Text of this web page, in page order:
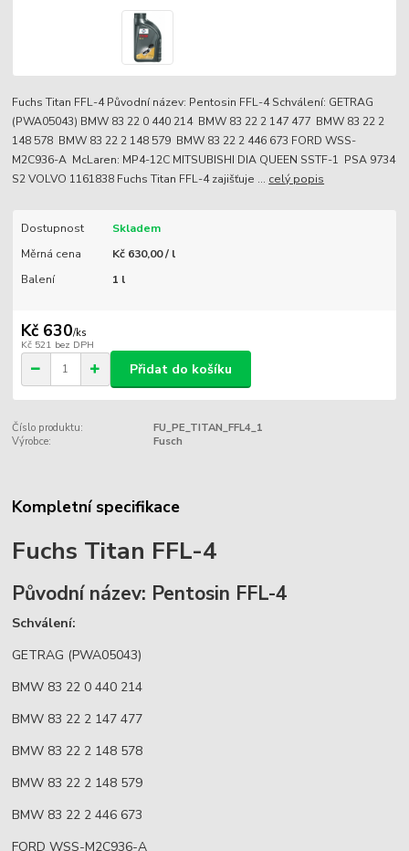
Fuchs Titan FFL-4 Původní název: Pentosin FFL-4 Schválení: GETRAG
(PWA05043) BMW 83 22 0 440 214 BMW 83 22 2 147 477 BMW 83 22 2
148 578 BMW 83 22 2 148 579 BMW 83 22 2 446 673 FORD WSS-
M2C936-A McLaren: MP4-12C MITSUBISHI DIA QUEEN SSTF-1 PSA 9734
S2 VOLVO 1161838 Fuchs Titan FFL-4 zajišťuje ... celý popis
Dostupnost
Skladem
Měrná cena
Kč 630,00 / l
Balení
1 l
Kč 630/ks
Kč 521 bez DPH
Přidat do košíku
Číslo produktu:
FU_PE_TITAN_FFL4_1
Výrobce:
Fusch
Kompletní specifikace
Fuchs Titan FFL-4
Původní název: Pentosin FFL-4
Schválení:
GETRAG (PWA05043)
BMW 83 22 0 440 214
BMW 83 22 2 147 477
BMW 83 22 2 148 578
BMW 83 22 2 148 579
BMW 83 22 2 446 673
FORD WSS-M2C936-A